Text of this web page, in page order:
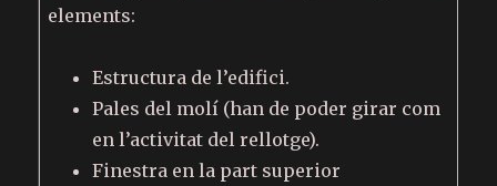
elements:
Estructura de l’edifici.
Pales del molí (han de poder girar com
en l’activitat del rellotge).
Finestra en la part superior